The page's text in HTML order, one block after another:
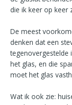
die ik keer op keer
De meest
denken dat een
tegenovergestelde
het glas, en die
moet het glas
Wat ik ook zie: